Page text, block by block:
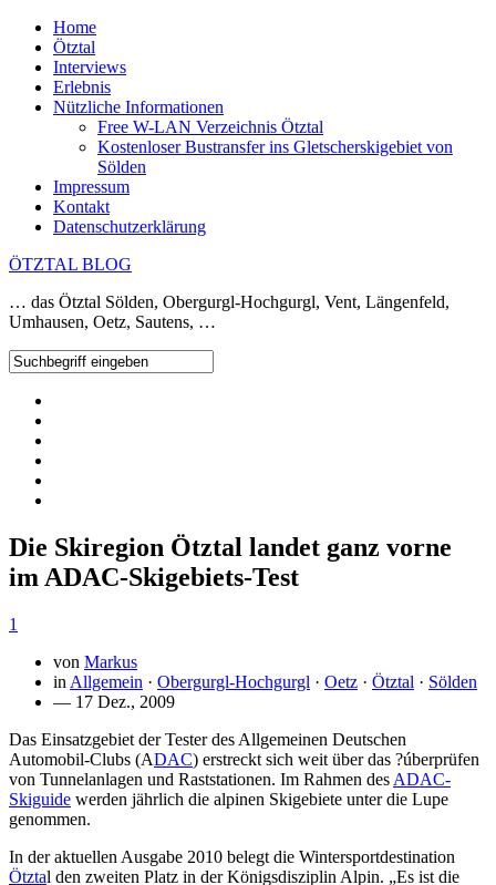
Home
Ötztal
Interviews
Erlebnis
Nützliche Informationen
Free W-LAN Verzeichnis Ötztal
Kostenloser Bustransfer ins Gletscherskigebiet von
Sölden
Impressum
Kontakt
Datenschutzerklärung
ÖTZTAL BLOG
… das Ötztal Sölden, Obergurgl-Hochgurgl, Vent, Längenfeld,
Umhausen, Oetz, Sautens, …
Die Skiregion Ötztal landet ganz vorne
im ADAC-Skigebiets-Test
1
von Markus
in Allgemein · Obergurgl-Hochgurgl · Oetz · Ötztal · Sölden
— 17 Dez., 2009
Das Einsatzgebiet der Tester des Allgemeinen Deutschen
Automobil-Clubs (ADAC) erstreckt sich weit über das ?úberprüfen
von Tunnelanlagen und Raststationen. Im Rahmen des ADAC-
Skiguide werden jährlich die alpinen Skigebiete unter die Lupe
genommen.
In der aktuellen Ausgabe 2010 belegt die Wintersportdestination
Ötztal den zweiten Platz in der Königsdisziplin Alpin. „Es ist die